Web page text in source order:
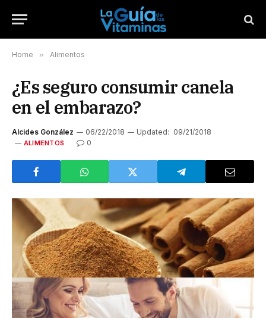
Home » Alimentos
¿Es seguro consumir canela
en el embarazo?
Alcides González 06/22/2018 Updated: 09/21/2018
ALIMENTOS 0